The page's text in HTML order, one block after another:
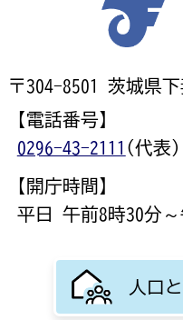
〒304-8501 茨城県
【電話番号】
0296-43-2111 (代表)
【開庁時間】
平日 午前8時30分～
人口